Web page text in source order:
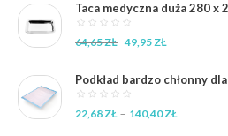
Taca medyczna duża 280 x
64,65ZŁ Pierwotna
wynosiła:
64,65 zł.
49,95ZŁAktualna
wynosi:
Podkład bardzo chłonny
22,68ZŁ – 140,40ZŁZakres